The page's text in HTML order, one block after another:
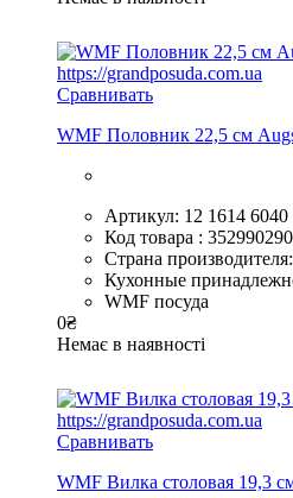
Сравнивать
WMF Половник 22,5 см
Артикул: 12 1614 6040
Код товара :
Страна
Кухонные
WMF посуда
0₴
Немає в наявності
Сравнивать
WMF Вилка столовая 19,3